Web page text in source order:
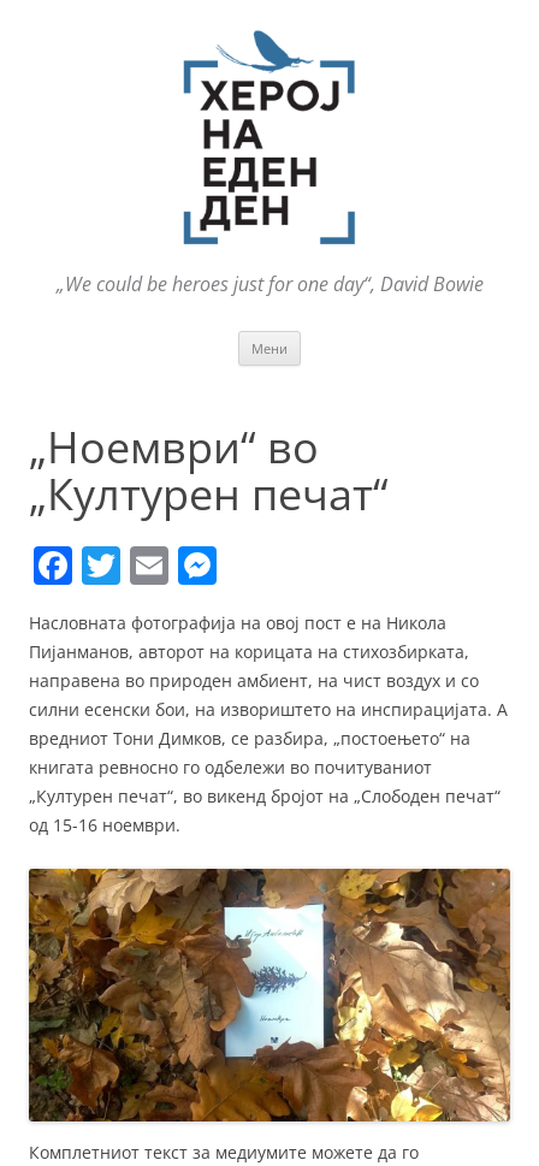
„We could be heroes just for one day“, David Bowie
Мени
„Ноември“ во
„Културен печат“
F
c
e
b
o
o
k
T
w
itt
er
E
m
ai
l
e
ss
e
n
g
er
Насловната фотографија на овој пост е на Никола
Пијанманов, авторот на корицата на стихозбирката,
направена во природeн амбиент, на чист воздух и со
силни есенски бои, на извориштето на инспирацијата. А
вредниот Тони Димков, се разбира, „постоењето“ на
книгата ревносно го одбележи во почитуваниот
„Културен печат“, во викенд бројот на „Слободен печат“
од 15-16 ноември.
Комплетниот текст за медиумите можете да го